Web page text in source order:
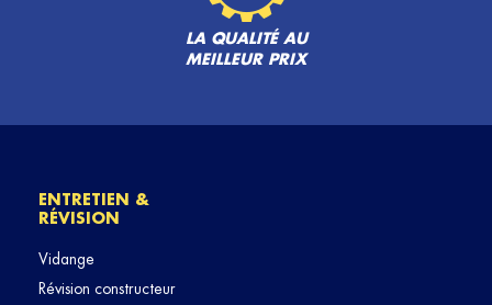
LA QUALITÉ AU
MEILLEUR PRIX
ENTRETIEN &
RÉVISION
Vidange
Révision constructeur